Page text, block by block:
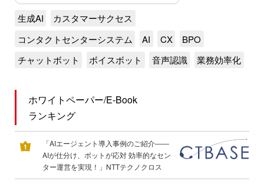
生成AI
カスタマーサクセス
コンタクトセンターシステム
AI CX
BPO
チャットボット
ボイスボット 音声認識 業務効率化
ホワイトペーパー/E-Book
ランキング
「AIエージェント導入事例のご紹介――
AIが仕分け、ボットが応対 効率的なセン
ター運営を実現！」NTTテクノクロス